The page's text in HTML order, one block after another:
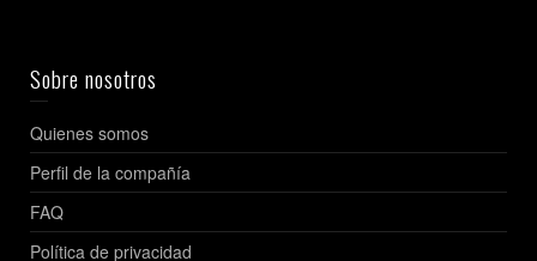
Sobre nosotros
Quienes somos
Perfil de la compañía
FAQ
Política de privacidad